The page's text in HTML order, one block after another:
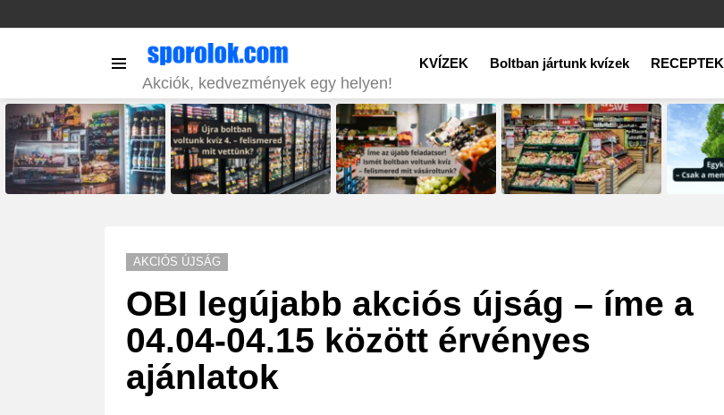
Akciók, kedvezmények egy helyen!
KVÍZEK Boltban jártunk kvízek RECEPTEK
STORIES
AKCIÓS ÚJSÁG
OBI legújabb akciós újság – íme a
04.04-04.15 között érvényes
ajánlatok